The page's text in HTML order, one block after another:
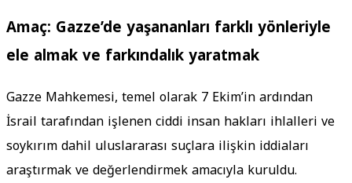
Amaç: Gazze’de yaşananları farklı yönleriyle
ele almak ve farkındalık yaratmak
Gazze Mahkemesi, temel olarak 7 Ekim’in ardından
İsrail tarafından işlenen ciddi insan hakları ihlalleri ve
soykırım dahil uluslararası suçlara ilişkin iddiaları
araştırmak ve değerlendirmek amacıyla kuruldu.